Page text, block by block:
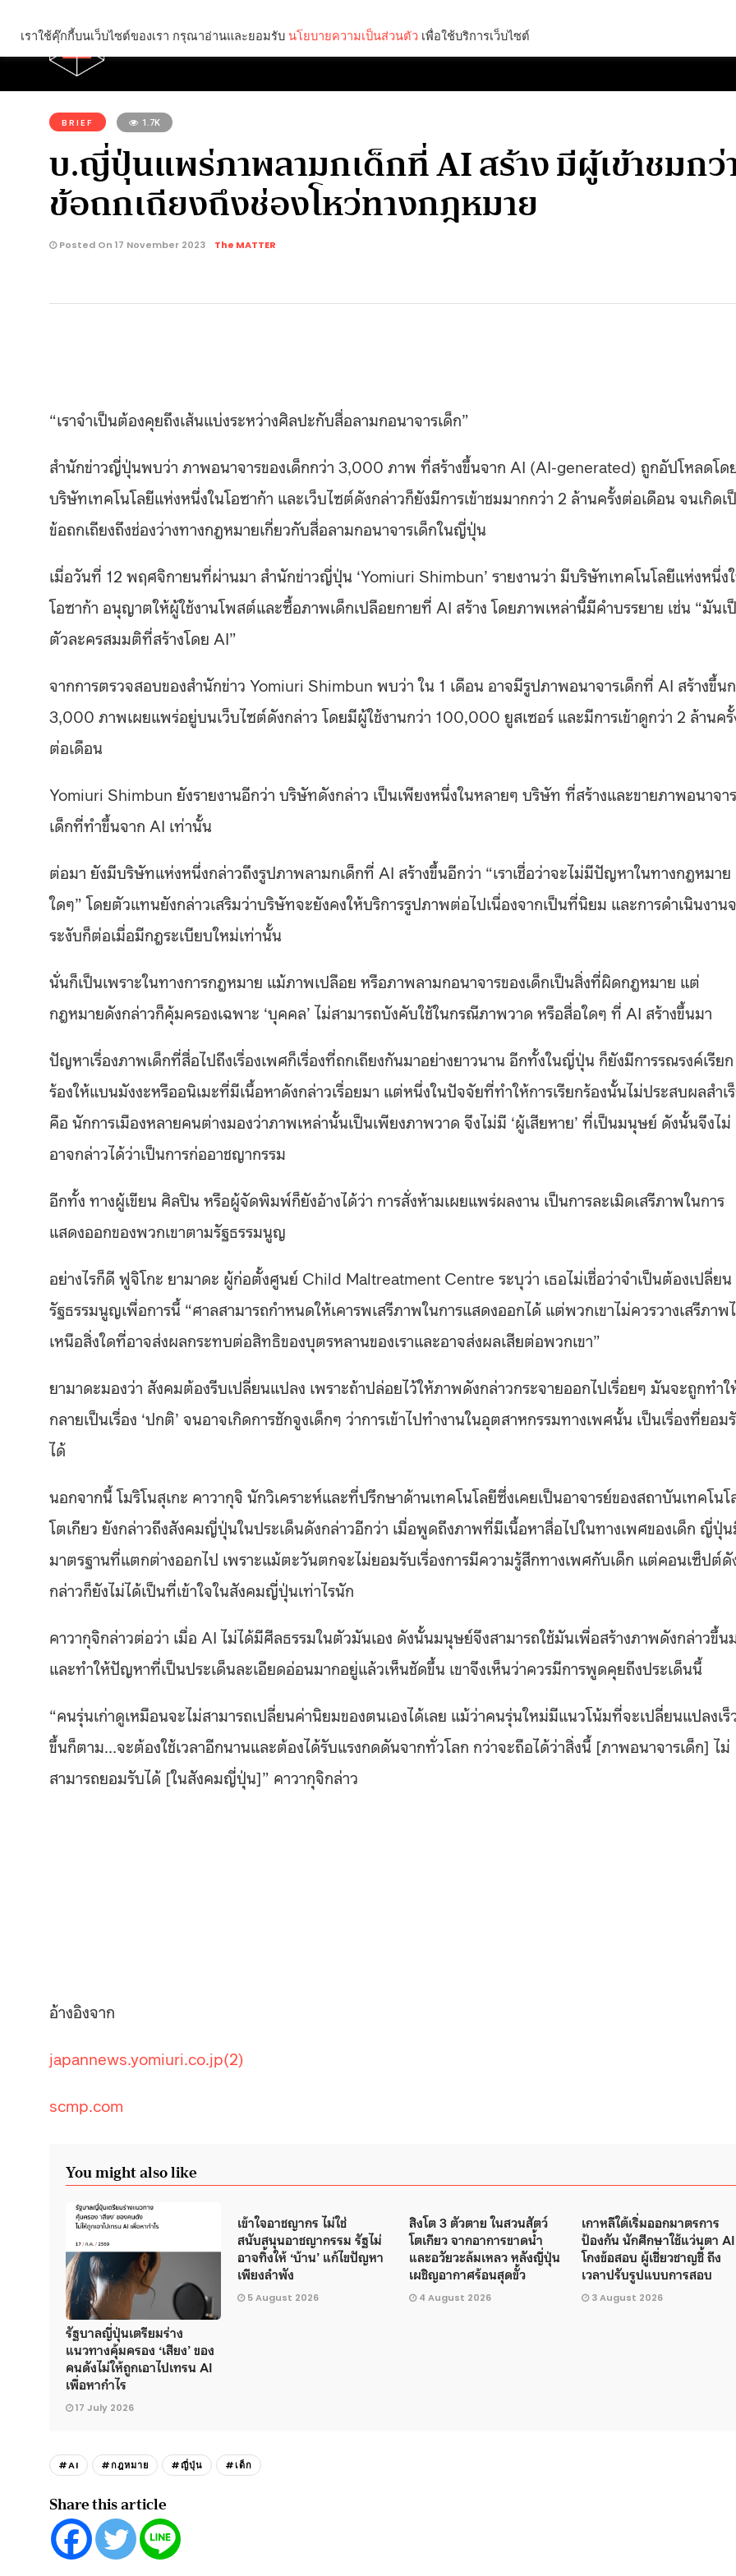
คุณกำลังอ่าน:
BRIEF 1.7K
บ.ญี่ปุ่นแพร่ภาพลามกเด็กที่ AI สร้าง มีผู้เข้าชมกว่
ข้อถกเถียงถึงช่องโหว่ทางกฎหมาย
Posted On 17 November 2023 The MATTER
“เราจำเป็นต้องคุยถึงเส้นแบ่งระหว่างศิลปะกับสื่อลามกอนาจารเด็ก”
สำนักข่าวญี่ปุ่นพบว่า ภาพอนาจารของเด็กกว่า 3,000 ภาพ ที่สร้างขึ้นจาก AI (AI-generated) ถูกอัปโหลดโด
บริษัทเทคโนโลยีแห่งหนึ่งในโอซาก้า และเว็บไซต์ดังกล่าวก็ยังมีการเข้าชมมากกว่า 2 ล้านครั้งต่อเดือน จนเกิดเ
ข้อถกเถียงถึงช่องว่างทางกฎหมายเกี่ยวกับสื่อลามกอนาจารเด็กในญี่ปุ่น
เมื่อวันที่ 12 พฤศจิกายนที่ผ่านมา สำนักข่าวญี่ปุ่น ‘Yomiuri Shimbun’ รายงานว่า มีบริษัทเทคโนโลยีแห่งหนึ่ง
โอซาก้า อนุญาตให้ผู้ใช้งานโพสต์และซื้อภาพเด็กเปลือยกายที่ AI สร้าง โดยภาพเหล่านี้มีคําบรรยาย เช่น “มันเ
ตัวละครสมมติที่สร้างโดย AI”
จากการตรวจสอบของสำนักข่าว Yomiuri Shimbun พบว่า ใน 1 เดือน อาจมีรูปภาพอนาจารเด็กที่ AI สร้างขึ้น
3,000 ภาพเผยแพร่อยู่บนเว็บไซต์ดังกล่าว โดยมีผู้ใช้งานกว่า 100,000 ยูสเซอร์ และมีการเข้าดูกว่า 2 ล้านครั้
ต่อเดือน
Yomiuri Shimbun ยังรายงานอีกว่า บริษัทดังกล่าว เป็นเพียงหนึ่งในหลายๆ บริษัท ที่สร้างและขายภาพอนาจาร
เด็กที่ทำขึ้นจาก AI เท่านั้น
ต่อมา ยังมีบริษัทแห่งหนึ่งกล่าวถึงรูปภาพลามกเด็กที่ AI สร้างขึ้นอีกว่า “เราเชื่อว่าจะไม่มีปัญหาในทางกฎหมาย
ใดๆ” โดยตัวแทนยังกล่าวเสริมว่าบริษัทจะยังคงให้บริการรูปภาพต่อไปเนื่องจากเป็นที่นิยม และการดำเนินงาน
ระงับก็ต่อเมื่อมีกฎระเบียบใหม่เท่านั้น
นั่นก็เป็นเพราะในทางการกฎหมาย แม้ภาพเปลือย หรือภาพลามกอนาจารของเด็กเป็นสิ่งที่ผิดกฎหมาย แต่
กฎหมายดังกล่าวก็คุ้มครองเฉพาะ ‘บุคคล’ ไม่สามารถบังคับใช้ในกรณีภาพวาด หรือสื่อใดๆ ที่ AI สร้างขึ้นมา
ปัญหาเรื่องภาพเด็กที่สื่อไปถึงเรื่องเพศก็เรื่องที่ถกเถียงกันมาอย่างยาวนาน อีกทั้งในญี่ปุ่น ก็ยังมีการรณรงค์เรียก
ร้องให้แบนมังงะหรืออนิเมะที่มีเนื้อหาดังกล่าวเรื่อยมา แต่หนึ่งในปัจจัยที่ทำให้การเรียกร้องนั้นไม่ประสบผลสำเ
คือ นักการเมืองหลายคนต่างมองว่าภาพเหล่านั้นเป็นเพียงภาพวาด จึงไม่มี ‘ผู้เสียหาย’ ที่เป็นมนุษย์ ดังนั้นจึงไม่
อาจกล่าวได้ว่าเป็นการก่ออาชญากรรม
อีกทั้ง ทางผู้เขียน ศิลปิน หรือผู้จัดพิมพ์ก็ยังอ้างได้ว่า การสั่งห้ามเผยแพร่ผลงาน เป็นการละเมิดเสรีภาพในการ
แสดงออกของพวกเขาตามรัฐธรรมนูญ
อย่างไรก็ดี ฟูจิโกะ ยามาดะ ผู้ก่อตั้งศูนย์ Child Maltreatment Centre ระบุว่า เธอไม่เชื่อว่าจำเป็นต้องเปลี่ยน
รัฐธรรมนูญเพื่อการนี้ “ศาลสามารถกำหนดให้เคารพเสรีภาพในการแสดงออกได้ แต่พวกเขาไม่ควรวางเสรีภาพ
เหนือสิ่งใดที่อาจส่งผลกระทบต่อสิทธิของบุตรหลานของเราและอาจส่งผลเสียต่อพวกเขา”
ยามาดะมองว่า สังคมต้องรีบเปลี่ยนแปลง เพราะถ้าปล่อยไว้ให้ภาพดังกล่าวกระจายออกไปเรื่อยๆ มันจะถูกทำใ
กลายเป็นเรื่อง ‘ปกติ’ จนอาจเกิดการชักจูงเด็กๆ ว่าการเข้าไปทำงานในอุตสาหกรรมทางเพศนั้น เป็นเรื่องที่ยอม
ได้
นอกจากนี้ โมริโนสุเกะ คาวากุจิ นักวิเคราะห์และที่ปรึกษาด้านเทคโนโลยีซึ่งเคยเป็นอาจารย์ของสถาบันเทคโนโ
โตเกียว ยังกล่าวถึงสังคมญี่ปุ่นในประเด็นดังกล่าวอีกว่า เมื่อพูดถึงภาพที่มีเนื้อหาสื่อไปในทางเพศของเด็ก ญี่ปุ่
มาตรฐานที่แตกต่างออกไป เพราะแม้ตะวันตกจะไม่ยอมรับเรื่องการมีความรู้สึกทางเพศกับเด็ก แต่คอนเซ็ปต์ดั
กล่าวก็ยังไม่ได้เป็นที่เข้าใจในสังคมญี่ปุ่นเท่าไรนัก
คาวากุจิกล่าวต่อว่า เมื่อ AI ไม่ได้มีศีลธรรมในตัวมันเอง ดังนั้นมนุษย์จึงสามารถใช้มันเพื่อสร้างภาพดังกล่าวขึ้น
และทำให้ปัญหาที่เป็นประเด็นละเอียดอ่อนมากอยู่แล้วเห็นชัดขึ้น เขาจึงเห็นว่าควรมีการพูดคุยถึงประเด็นนี้
“คนรุ่นเก่าดูเหมือนจะไม่สามารถเปลี่ยนค่านิยมของตนเองได้เลย แม้ว่าคนรุ่นใหม่มีแนวโน้มที่จะเปลี่ยนแปลงเร็
ขึ้นก็ตาม…จะต้องใช้เวลาอีกนานและต้องได้รับแรงกดดันจากทั่วโลก กว่าจะถือได้ว่าสิ่งนี้ [ภาพอนาจารเด็ก] ไม่
สามารถยอมรับได้ [ในสังคมญี่ปุ่น]” คาวากุจิกล่าว
อ้างอิงจาก
japannews.yomiuri.co.jp(2)
scmp.com
You might also like
รัฐบาลญี่ปุ่นเตรียมร่าง
แนวทางคุ้มครอง ‘เสียง’ ของ
คนดังไม่ให้ถูกเอาไปเทรน AI
เพื่อหากำไร
17 July 2026
เข้าใจอาชญากร ไม่ใช่
สนับสนุนอาชญากรรม รัฐไม่
อาจทิ้งให้ ‘บ้าน’ แก้ไขปัญหา
เพียงลำพัง
5 August 2026
สิงโต 3 ตัวตาย ในสวนสัตว์
โตเกียว จากอาการขาดน้ำ
และอวัยวะล้มเหลว หลังญี่ปุ่น
เผชิญอากาศร้อนสุดขั้ว
4 August 2026
เกาหลีใต้เริ่มออกมาตรการ
ป้องกัน นักศึกษาใช้แว่นตา AI
โกงข้อสอบ ผู้เชี่ยวชาญชี้ ถึง
เวลาปรับรูปแบบการสอบ
3 August 2026
#AI #กฎหมาย #ญี่ปุ่น #เด็ก
Share this article
เราใช้คุ๊กกี้บนเว็บไซต์ของเรา กรุณาอ่านและยอมรับ นโยบายความเป็นส่วนตัว เพื่อใช้บริการเว็บไซต์